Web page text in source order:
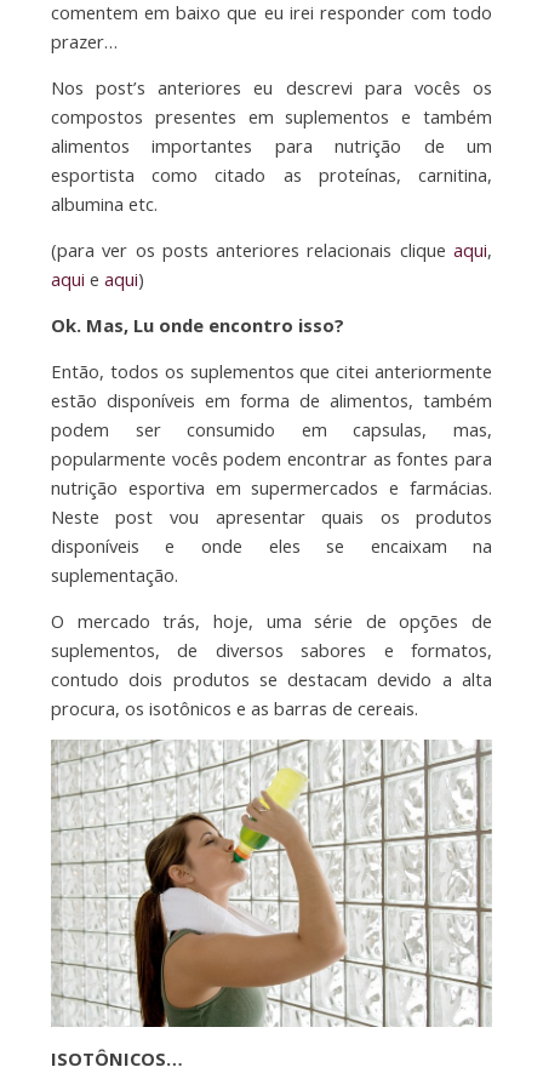
comentem em baixo que eu irei responder com todo
prazer…
Nos post’s anteriores eu descrevi para vocês os
compostos presentes em suplementos e também
alimentos importantes para nutrição de um
esportista como citado as proteínas, carnitina,
albumina etc.
(para ver os posts anteriores relacionais cliqueaqui,
aqui e aqui)
Ok. Mas, Lu onde encontro isso?
Então, todos os suplementos que citei anteriormente
estão disponíveis em forma de alimentos, também
podem ser consumido em capsulas, mas,
popularmente vocês podem encontrar as fontes para
nutrição esportiva em supermercados e farmácias.
Neste post vou apresentar quais os produtos
disponíveis e onde eles se encaixam na
suplementação.
O mercado trás, hoje, uma série de opções de
suplementos, de diversos sabores e formatos,
contudo dois produtos se destacam devido a alta
procura, os isotônicos e as barras de cereais.
ISOTÔNICOS…